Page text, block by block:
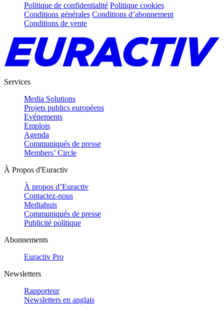
Politique de confidentialité Politique cookies
Conditions générales Conditions d’abonnement
Conditions de vente
Services
Media Solutions
Projets publics européens
Evénements
Emplois
Agenda
Communiqués de presse
Members’ Circle
À Propos d'Euractiv
À propos d’Euractiv
Contactez-nous
Mediahuis
Communiqués de presse
Publicité politique
Abonnements
Euractiv Pro
Newsletters
Rapporteur
Newsletters en anglais